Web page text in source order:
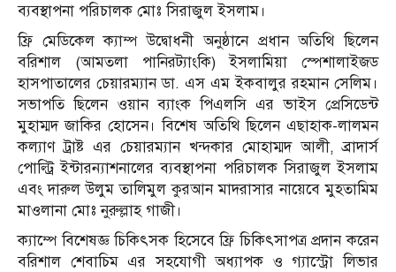
ব্যবস্থাপনা পরিচালক মোঃ সিরাজুল ইসলাম।
ফ্রি মেডিকেল ক্যাম্প উদ্বোধনী অনুষ্ঠানে প্রধান অতিথি ছিলেন
বরিশাল (আমতলা পানিরট্যাংকি) ইসলামিয়া স্পেশালাইজড
হাসপাতালের চেয়ারম্যান ডা. এস এম ইকবালুর রহমান সেলিম।
সভাপতি ছিলেন ওয়ান ব্যাংক পিএলসি এর ভাইস প্রেসিডেন্ট
মুহাম্মদ জাকির হোসেন। বিশেষ অতিথি ছিলেন এছাহাক-লালমন
কল্যাণ ট্রাষ্ট এর চেয়ারম্যান খন্দকার মোহাম্মদ আলী, ব্রাদার্স
পোল্ট্রি ইন্টারন্যাশনালের ব্যবস্থাপনা পরিচালক সিরাজুল ইসলাম
এবং দারুল উলুম তালিমুল কুরআন মাদরাসার নায়েবে মুহতামিম
মাওলানা মোঃ নুরুল্লাহ গাজী।
ক্যাম্পে বিশেষজ্ঞ চিকিৎসক হিসেবে ফ্রি চিকিৎসাপত্র প্রদান করেন
বরিশাল শেবাচিম এর সহযোগী অধ্যাপক ও গ্যাস্ট্রো লিভার